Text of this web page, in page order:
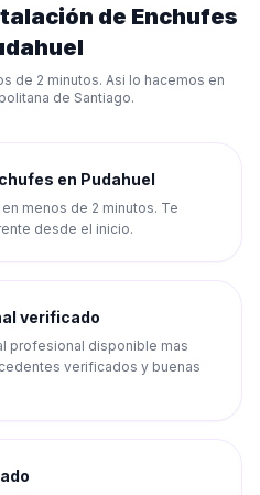
de Enchufes
de 2 minutos. Asi lo hacemos en
de Santiago.
en Pudahuel
menos de 2 minutos. Te
desde el inicio.
verificado
profesional disponible mas
verificados y buenas